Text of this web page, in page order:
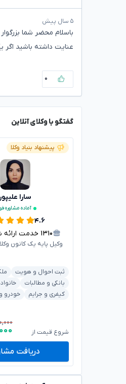
۵ سال پیش
باسلام محضر شما بزرگوار
عنایت داشته باشید
۰
گفتگو با وکلای آنلاین
پیشنهاد بنیاد وکلا
سارا علیپور
آماده مشاوره
۴.۶
۱۳۱۰ خدمت ارائه
وکیل پایه یک کانون
ثبت احوال و هویت
بانکی و مطالبات
کیفری و جرایم
خودرو
شروع قیمت از
دریافت